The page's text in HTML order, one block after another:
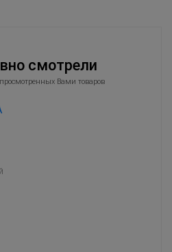
смотрели
Вами товаров